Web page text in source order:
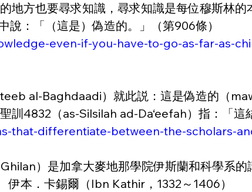
地方也要尋求知識，尋求知識是每位穆斯林
說：「（這是）偽造的。」（第906條）
even-if-you-have-to-go-as-far-as-
al-Baghdaadi）就此説：這是偽造的（
訓4832（as-Silsilah ad-Da‘eefah）指：「
that-differentiate-between-the-scholars-
）是加拿大麥地那學院伊斯蘭和科學系
伊本．卡錫爾（Ibn Kathir，1332～1406）